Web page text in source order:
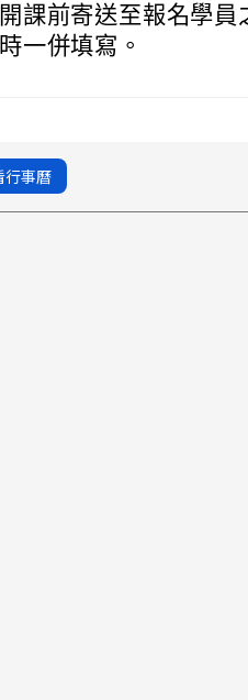
課前寄送至報名學員
一併填寫。
行事曆